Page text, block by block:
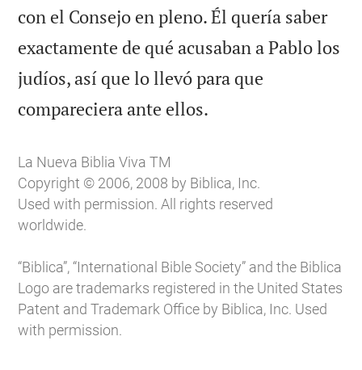
con el Consejo en pleno. Él quería saber
exactamente de qué acusaban a Pablo los
judíos, así que lo llevó para que
compareciera ante ellos.
La Nueva Biblia Viva TM
Copyright © 2006, 2008 by Biblica, Inc.
Used with permission. All rights reserved
worldwide.
“Biblica”, “International Bible Society” and the Biblica
Logo are trademarks registered in the United States
Patent and Trademark Office by Biblica, Inc. Used
with permission.